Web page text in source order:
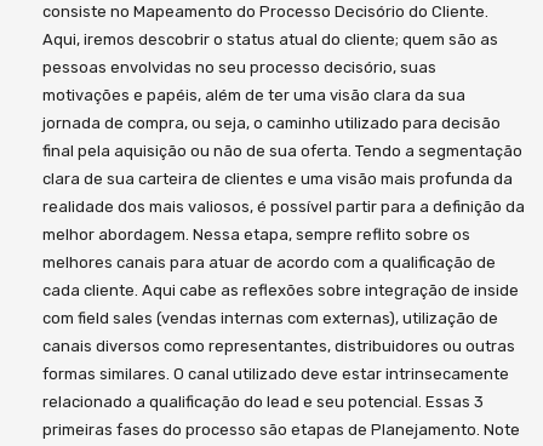
consiste no Mapeamento do Processo Decisório do Cliente.
Aqui, iremos descobrir o status atual do cliente; quem são as
pessoas envolvidas no seu processo decisório, suas
motivações e papéis, além de ter uma visão clara da sua
jornada de compra, ou seja, o caminho utilizado para decisão
final pela aquisição ou não de sua oferta. Tendo a segmentação
clara de sua carteira de clientes e uma visão mais profunda da
realidade dos mais valiosos, é possível partir para a definição da
melhor abordagem. Nessa etapa, sempre reflito sobre os
melhores canais para atuar de acordo com a qualificação de
cada cliente. Aqui cabe as reflexões sobre integração de inside
com field sales (vendas internas com externas), utilização de
canais diversos como representantes, distribuidores ou outras
formas similares. O canal utilizado deve estar intrinsecamente
relacionado a qualificação do lead e seu potencial. Essas 3
primeiras fases do processo são etapas de Planejamento. Note